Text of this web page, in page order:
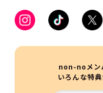
non-noメン
いろんな特